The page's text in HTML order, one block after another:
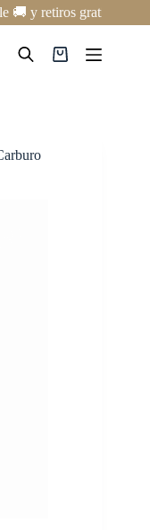
🚚 y retiros gratis en
Carro